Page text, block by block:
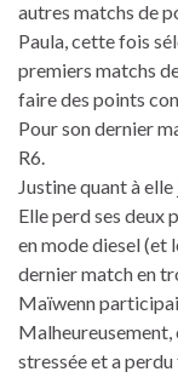
autres matchs de
Paula, cette fois
premiers matchs
faire des points
Pour son dernier
R6.
Justine quant à
Elle perd ses deux
en mode diesel (et
dernier match en
Maïwenn
Malheureusement,
stressée et a perdu